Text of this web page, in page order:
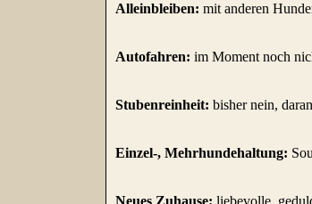
Alleinbleiben: mit anderen
Autofahren: im Moment noch
Stubenreinheit: bisher nein,
Einzel-, Mehrhundehaltung: